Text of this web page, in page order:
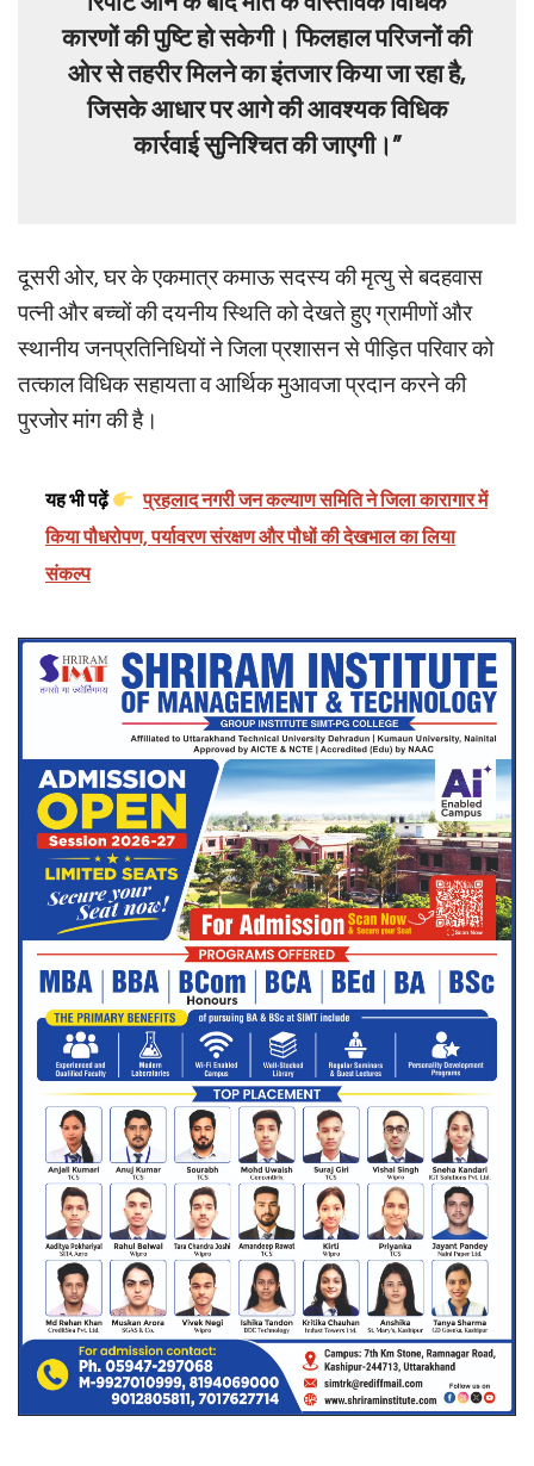
कारणों की पुष्टि हो सकेगी। फिलहाल परिजनों की
ओर से तहरीर मिलने का इंतजार किया जा रहा है,
जिसके आधार पर आगे की आवश्यक विधिक
कार्रवाई सुनिश्चित की जाएगी।”
दूसरी ओर, घर के एकमात्र कमाऊ सदस्य की मृत्यु से बदहवास
पत्नी और बच्चों की दयनीय स्थिति को देखते हुए ग्रामीणों और
स्थानीय जनप्रतिनिधियों ने जिला प्रशासन से पीड़ित परिवार को
तत्काल विधिक सहायता व आर्थिक मुआवजा प्रदान करने की
पुरजोर मांग की है।
यह भी पढ़ें
प्रहलाद नगरी जन कल्याण समिति ने जिला कारागार में
किया पौधरोपण, पर्यावरण संरक्षण और पौधों की देखभाल का लिया
संकल्प